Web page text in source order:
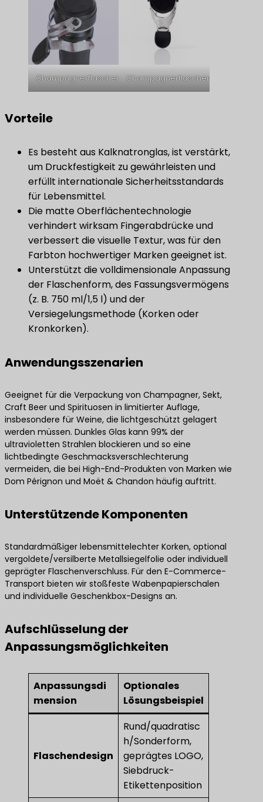
ChampagnerflaschenverschlussChampagnerflaschenverschluss
Vorteile
Es besteht aus Kalknatronglas, ist verstärkt,
um Druckfestigkeit zu gewährleisten und
erfüllt internationale Sicherheitsstandards
für Lebensmittel.
Die matte Oberflächentechnologie
verhindert wirksam Fingerabdrücke und
verbessert die visuelle Textur, was für den
Farbton hochwertiger Marken geeignet ist.
Unterstützt die volldimensionale Anpassung
der Flaschenform, des Fassungsvermögens
(z. B. 750 ml/1,5 l) und der
Versiegelungsmethode (Korken oder
Kronkorken).
Anwendungsszenarien
Geeignet für die Verpackung von Champagner, Sekt,
Craft Beer und Spirituosen in limitierter Auflage,
insbesondere für Weine, die lichtgeschützt gelagert
werden müssen. Dunkles Glas kann 99% der
ultravioletten Strahlen blockieren und so eine
lichtbedingte Geschmacksverschlechterung
vermeiden, die bei High-End-Produkten von Marken wie
Dom Pérignon und Moët & Chandon häufig auftritt.
Unterstützende Komponenten
Standardmäßiger lebensmittelechter Korken, optional
vergoldete/versilberte Metallsiegelfolie oder individuell
geprägter Flaschenverschluss. Für den E-Commerce-
Transport bieten wir stoßfeste Wabenpapierschalen
und individuelle Geschenkbox-Designs an.
Aufschlüsselung der
Anpassungsmöglichkeiten
Anpassungsdi
mension
Optionales
Lösungsbeispiel
Flaschendesign
Rund/quadratisc
h/Sonderform,
geprägtes LOGO,
Siebdruck-
Etikettenposition